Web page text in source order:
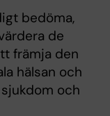
bedöma,
de
främja den
hälsan och
och